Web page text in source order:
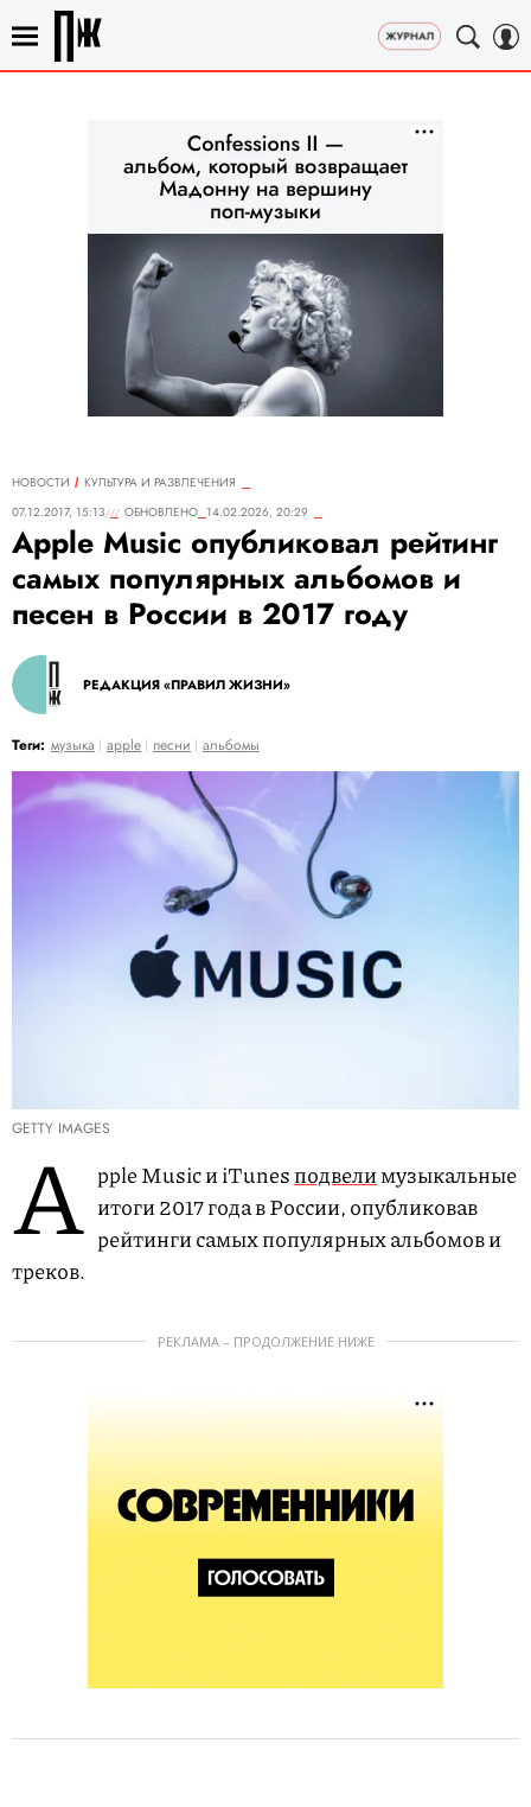
НОВОСТИ
КУЛЬТУРА И РАЗВЛЕЧЕНИЯ
07.12.2017, 15:13
ОБНОВЛЕНО 14.02.2026, 20:29
Apple Music опубликовал рейтинг
самых популярных альбомов и
песен в России в 2017 году
РЕДАКЦИЯ «ПРАВИЛ ЖИЗНИ»
Теги: музыка apple песни альбомы
GETTY IMAGES
A pple Music и iTunesподвелимузыкальные
итоги 2017 года в России, опубликовав
рейтинги самых популярных альбомов и
треков.
РЕКЛАМА – ПРОДОЛЖЕНИЕ НИЖЕ